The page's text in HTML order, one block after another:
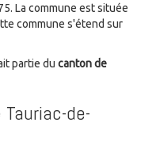
La commune est située
commune s'étend sur
partie du canton de
de-